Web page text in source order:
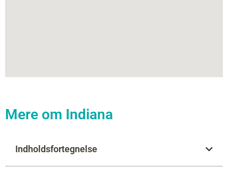
Mere om Indiana
Indholdsfortegnelse